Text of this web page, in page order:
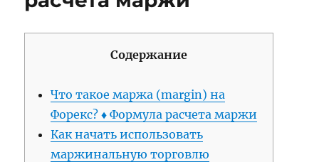
Содержание
Что такое маржа (margin) на
Форекс? ♦ Формула расчета маржи
Как начать использовать
маржинальную торговлю